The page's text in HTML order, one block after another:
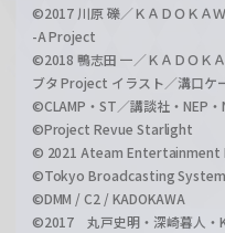
©2017 川原 礫／ＫＡＤＯＫＡ
-A Project
©2018 鴨志田 一／ＫＡＤＯＫ
ブタ Project イラスト／溝口ケ
©CLAMP・ST／講談社・NEP・
©Project Revue Starlight
© 2021 Ateam Entertainment
©Tokyo Broadcasting
©DMM / C2 / KADOKAWA
©2017 丸戸史明・深崎暮人・